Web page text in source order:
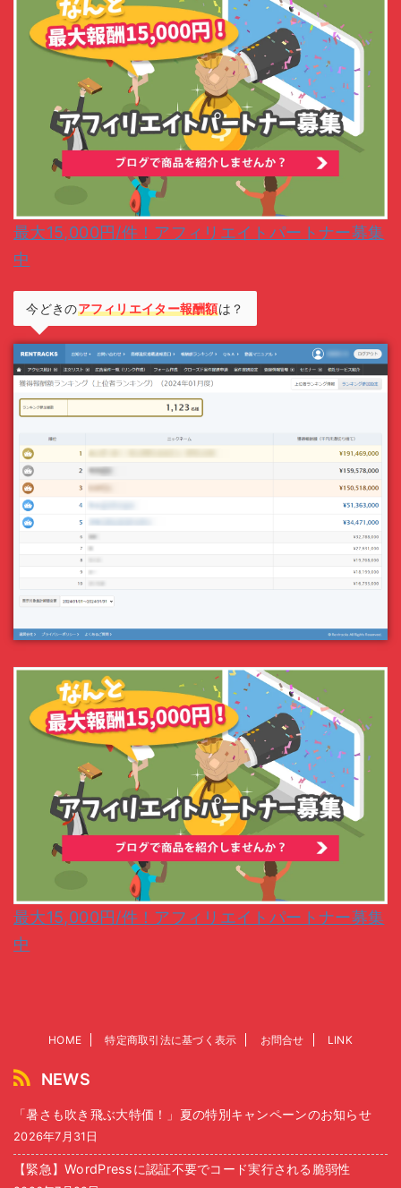
最大15,000円/件！アフィリエイトパートナー募集
中
今どきのアフィリエイター報酬額は？
最大15,000円/件！アフィリエイトパートナー募集
中
HOME 特定商取引法に基づく表示 お問合せ LINK
NEWS
「暑さも吹き飛ぶ大特価！」夏の特別キャンペーンのお知らせ
2026年7月31日
【緊急】WordPressに認証不要でコード実行される脆弱性